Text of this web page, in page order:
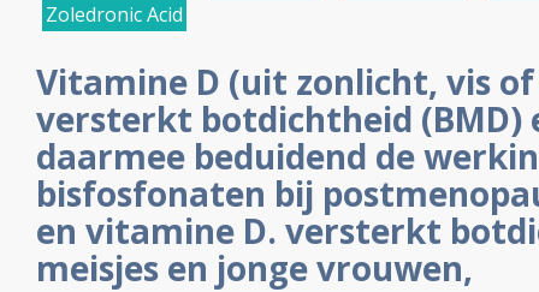
Zoledronic Acid
Vitamine D (uit zonlicht, vis
versterkt botdichtheid (BMD)
daarmee beduidend de
bisfosfonaten bij
en vitamine D. versterkt
meisjes en jonge vrouwen,